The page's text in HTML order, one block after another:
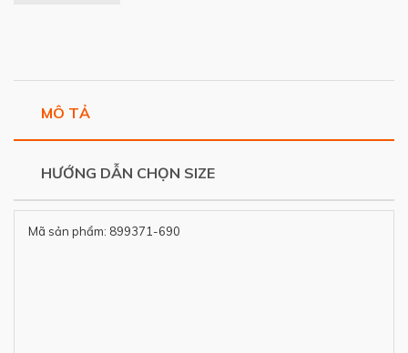
MÔ TẢ
HƯỚNG DẪN CHỌN SIZE
Mã sản phẩm: 899371-690